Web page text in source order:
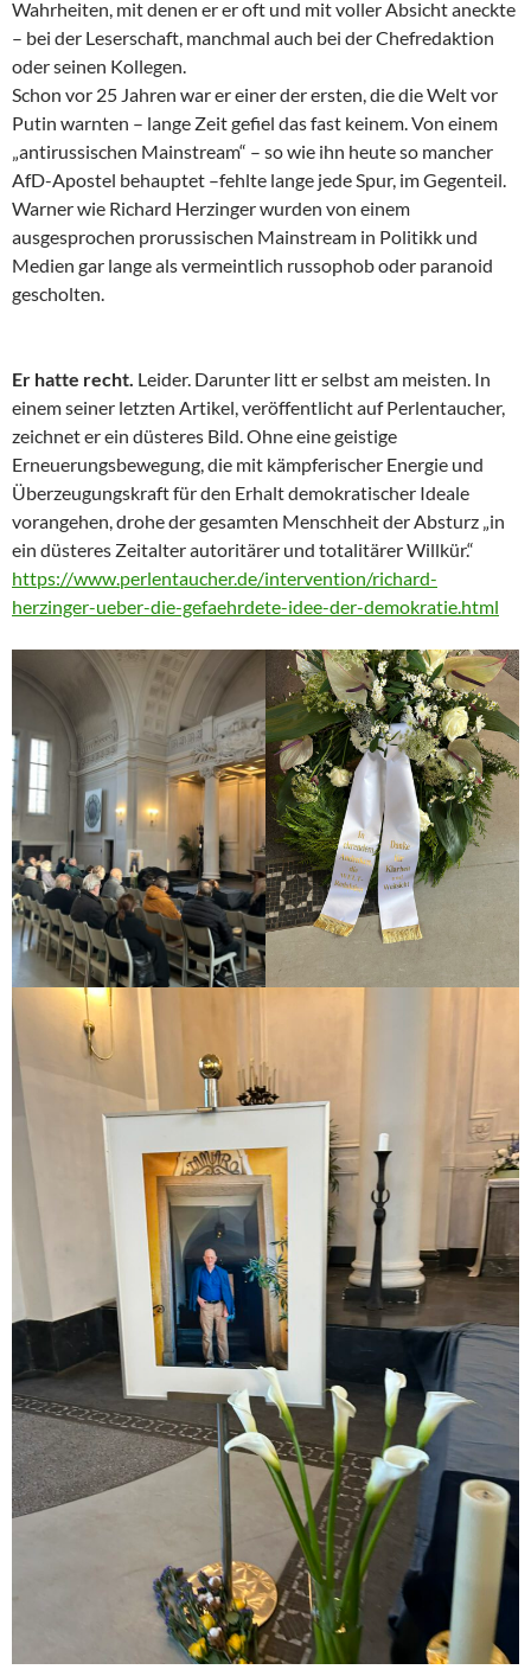
Wahrheiten, mit denen er er oft und mit voller Absicht aneckte
– bei der Leserschaft, manchmal auch bei der Chefredaktion
oder seinen Kollegen.
Schon vor 25 Jahren war er einer der ersten, die die Welt vor
Putin warnten – lange Zeit gefiel das fast keinem. Von einem
„antirussischen Mainstream“ – so wie ihn heute so mancher
AfD-Apostel behauptet –fehlte lange jede Spur, im Gegenteil.
Warner wie Richard Herzinger wurden von einem
ausgesprochen prorussischen Mainstream in Politikk und
Medien gar lange als vermeintlich russophob oder paranoid
gescholten.
Er hatte recht. Leider. Darunter litt er selbst am meisten. In
einem seiner letzten Artikel, veröffentlicht auf Perlentaucher,
zeichnet er ein düsteres Bild. Ohne eine geistige
Erneuerungsbewegung, die mit kämpferischer Energie und
Überzeugungskraft für den Erhalt demokratischer Ideale
vorangehen, drohe der gesamten Menschheit der Absturz „in
ein düsteres Zeitalter autoritärer und totalitärer Willkür.“
https://www.perlentaucher.de/intervention/richard-
herzinger-ueber-die-gefaehrdete-idee-der-demokratie.html